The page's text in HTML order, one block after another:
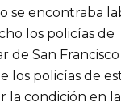
se encontraba
los policías de
de San Francisco
los policías de
la condición en